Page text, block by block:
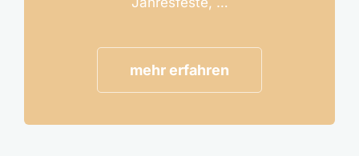
mehr erfahren